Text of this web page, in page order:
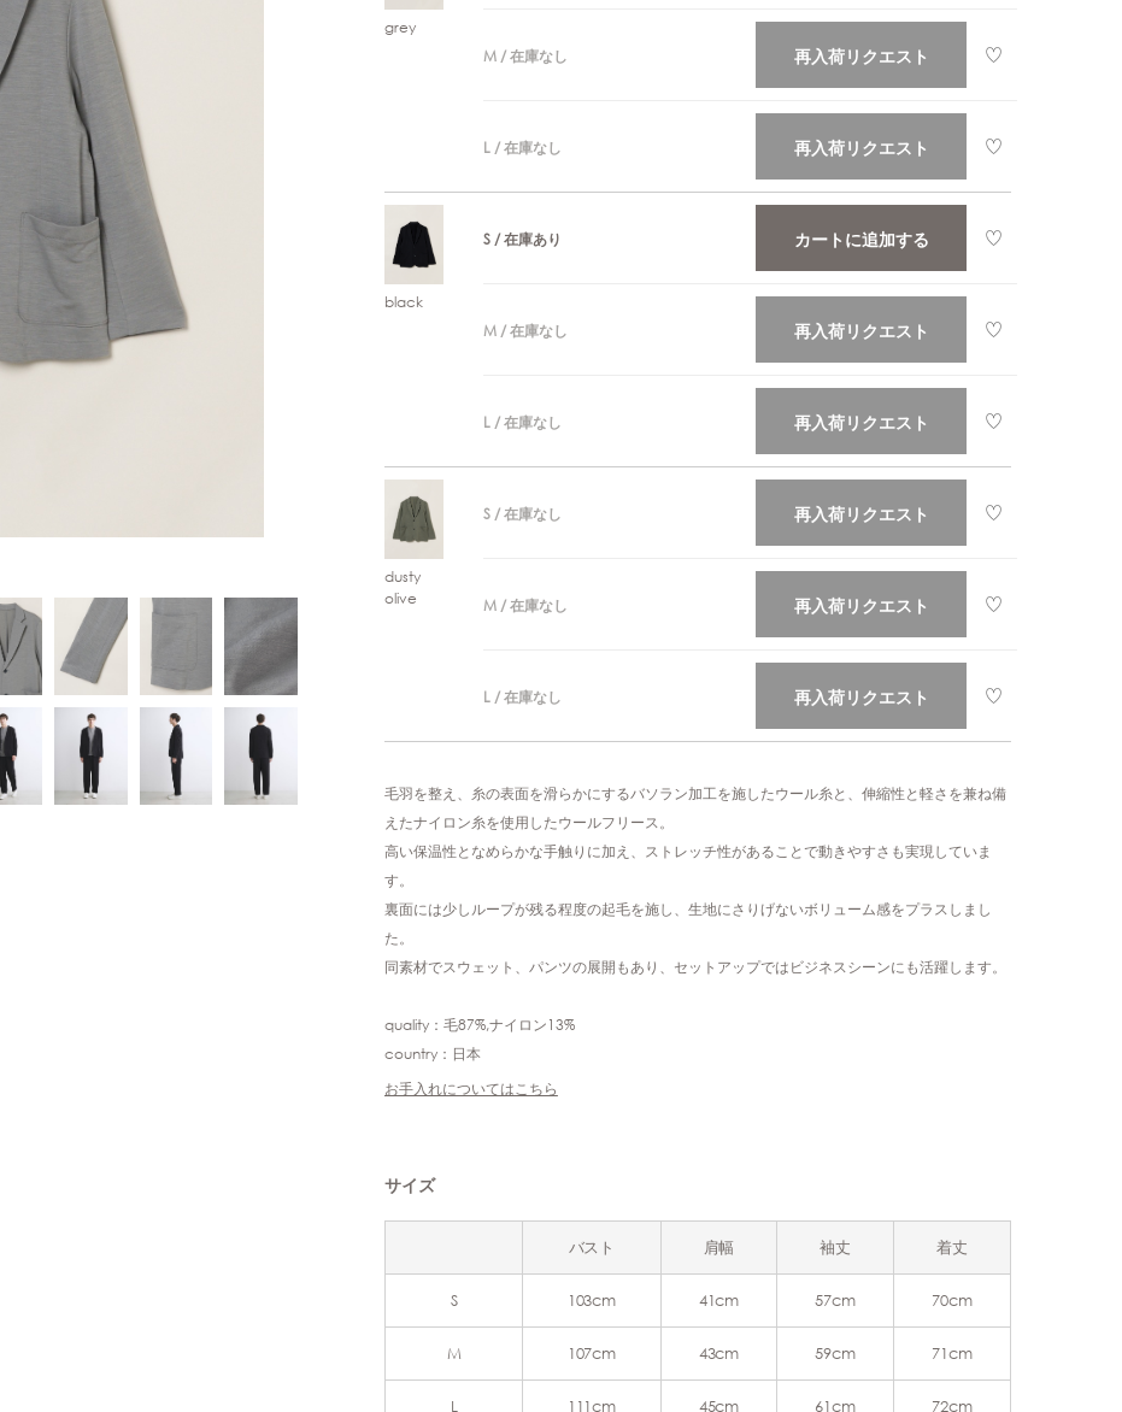
grey
M / 在庫なし 再入荷リクエスト
L / 在庫なし 再入荷リクエスト
black
S / 在庫あり カートに追加する
M / 在庫なし 再入荷リクエスト
L / 在庫なし 再入荷リクエスト
dusty
olive
S / 在庫なし 再入荷リクエスト
M / 在庫なし 再入荷リクエスト
L / 在庫なし 再入荷リクエスト
毛羽を整え、糸の表面を滑らかにするバソラン加工を施したウール糸と、伸縮性と軽さを兼ね備
えたナイロン糸を使用したウールフリース。
高い保温性となめらかな手触りに加え、ストレッチ性があることで動きやすさも実現していま
す。
裏面には少しループが残る程度の起毛を施し、生地にさりげないボリューム感をプラスしまし
た。
同素材でスウェット、パンツの展開もあり、セットアップではビジネスシーンにも活躍します。
quality：毛87%,ナイロン13%
country：日本
お手入れについてはこちら
サイズ
バスト 肩幅 袖丈 着丈
S 103cm 41cm 57cm 70cm
M 107cm 43cm 59cm 71cm
L 111cm 45cm 61cm 72cm